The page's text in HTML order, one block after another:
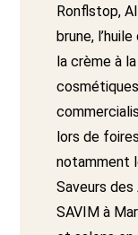
Ronflstop,
brune,
la crème à
lors de
notamment
Saveurs des
SAVIM à